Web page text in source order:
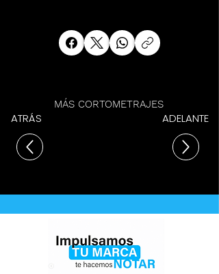
ATRÁS
MÁS CORTOMETRAJES
ADELANTE